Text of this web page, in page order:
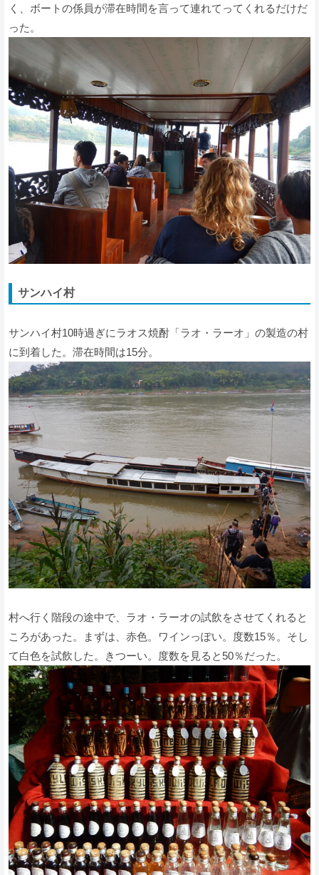
く、ボートの係員が滞在時間を言って連れてってくれるだけだ
った。
サンハイ村
サンハイ村10時過ぎにラオス焼酎「ラオ・ラーオ」の製造の村
に到着した。滞在時間は15分。
村へ行く階段の途中で、ラオ・ラーオの試飲をさせてくれると
ころがあった。まずは、赤色。ワインっぽい。度数15％。そし
て白色を試飲した。きつーい。度数を見ると50％だった。